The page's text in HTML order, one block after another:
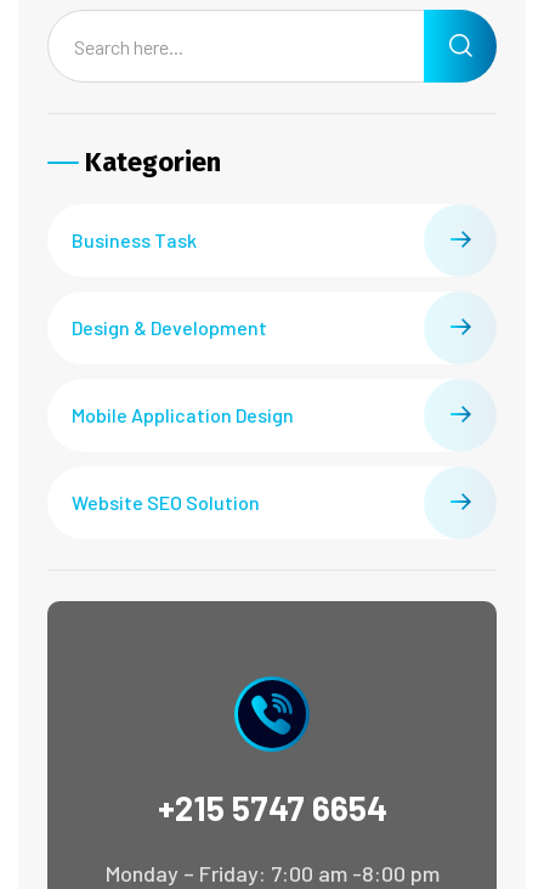
Kategorien
Business Task
Design & Development
Mobile Application Design
Website SEO Solution
+215 5747 6654
Monday – Friday: 7:00 am -8:00 pm